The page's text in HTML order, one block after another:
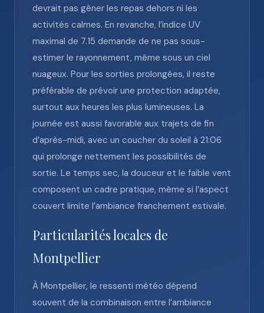
devrait pas gêner les repas dehors ni les
activités calmes. En revanche, l’indice UV
maximal de 7.15 demande de ne pas sous-
estimer le rayonnement, même sous un ciel
nuageux. Pour les sorties prolongées, il reste
préférable de prévoir une protection adaptée,
surtout aux heures les plus lumineuses. La
journée est aussi favorable aux trajets de fin
d’après-midi, avec un coucher du soleil à 21:06
qui prolonge nettement les possibilités de
sortie. Le temps sec, la douceur et le faible vent
composent un cadre pratique, même si l’aspect
couvert limite l’ambiance franchement estivale.
Particularités locales de
Montpellier
À Montpellier, le ressenti météo dépend
souvent de la combinaison entre l’ambiance